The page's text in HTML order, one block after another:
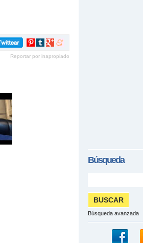
Compartir
Pinterest
Compartir
tumblr
Compartir
Google+
Compartir
meneame
Reportar por inapropiado
Búsqueda
Búsqueda avanzada